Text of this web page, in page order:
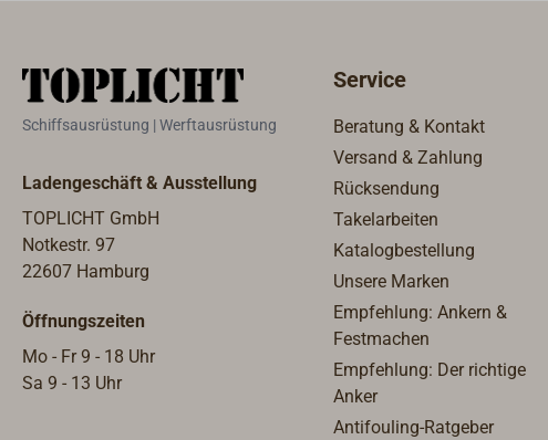
Schiffsausrüstung | Werftausrüstung
Ladengeschäft & Ausstellung
TOPLICHT GmbH
Notkestr. 97
22607 Hamburg
Öffnungszeiten
Mo - Fr 9 - 18 Uhr
Sa 9 - 13 Uhr
Service
Beratung & Kontakt
Versand & Zahlung
Rücksendung
Takelarbeiten
Katalogbestellung
Unsere Marken
Empfehlung: Ankern &
Festmachen
Empfehlung: Der richtige
Anker
Antifouling-Ratgeber